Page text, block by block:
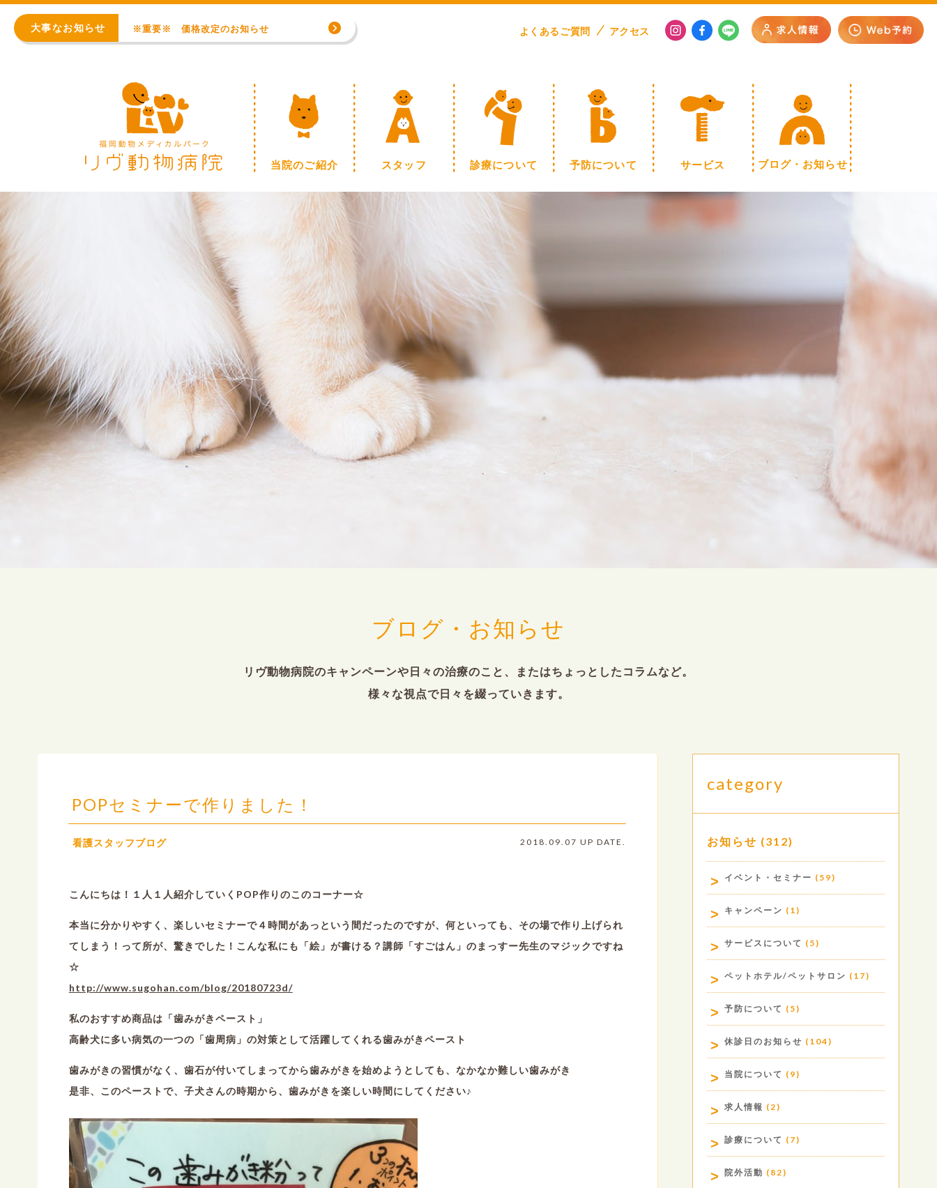
大事なお知らせ ※重要※ 価格改定のお知らせ
8月の臨時休診日【終日：事前連絡での順番制】
WEB予約始まりました！
※重要※ 価格改定のお知らせ
よくあるご質問 アクセス
当院のご紹介 スタッフ 診療について 予防について サービス ブログ・お知らせ
ブログ・お知らせ
リヴ動物病院のキャンペーンや日々の治療のこと、またはちょっとしたコラムなど。
様々な視点で日々を綴っていきます。
POPセミナーで作りました！
看護スタッフブログ 2018.09.07 UP DATE.
こんにちは！１人１人紹介していくPOP作りのこのコーナー☆
本当に分かりやすく、楽しいセミナーで４時間があっという間だったのですが、何といっても、その場で作り上げられ
てしまう！って所が、驚きでした！こんな私にも「絵」が書ける？講師「すごはん」のまっすー先生のマジックですね
☆
http://www.sugohan.com/blog/20180723d/
私のおすすめ商品は「歯みがきペースト」
高齢犬に多い病気の一つの「歯周病」の対策として活躍してくれる歯みがきペースト
歯みがきの習慣がなく、歯石が付いてしまってから歯みがきを始めようとしても、なかなか難しい歯みがき
是非、このペーストで、子犬さんの時期から、歯みがきを楽しい時間にしてください♪
category
お知らせ (312)
イベント・セミナー (59)
キャンペーン (1)
サービスについて (5)
ペットホテル/ペットサロン (17)
予防について (5)
休診日のお知らせ (104)
当院について (9)
求人情報 (2)
診療について (7)
院外活動 (82)